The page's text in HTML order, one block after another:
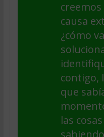
causa
¿cómo
contigo,
que
las